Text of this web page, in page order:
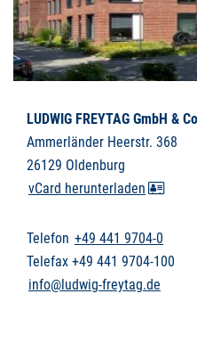
LUDWIG FREYTAG GmbH &
Ammerländer Heerstr. 368
26129 Oldenburg
vCard herunterladen
Telefon +49 441 9704-0
Telefax +49 441 9704-100
info@ludwig-freytag.de